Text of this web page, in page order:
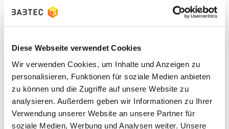
Diese Webseite verwendet Cookies
Wir verwenden Cookies, um Inhalte und Anzeigen zu
personalisieren, Funktionen für soziale Medien anbieten
zu können und die Zugriffe auf unsere Website zu
analysieren. Außerdem geben wir Informationen zu Ihrer
Verwendung unserer Website an unsere Partner für
soziale Medien, Werbung und Analysen weiter. Unsere
wie Sie davon profitieren.
Darstellung der Systemintegration in bestehende
IT-Landschaften (z. B. SAP, ERP, MES)
Erläuterung des modularen Aufbaus und
individueller Anpassungsmöglichkeiten